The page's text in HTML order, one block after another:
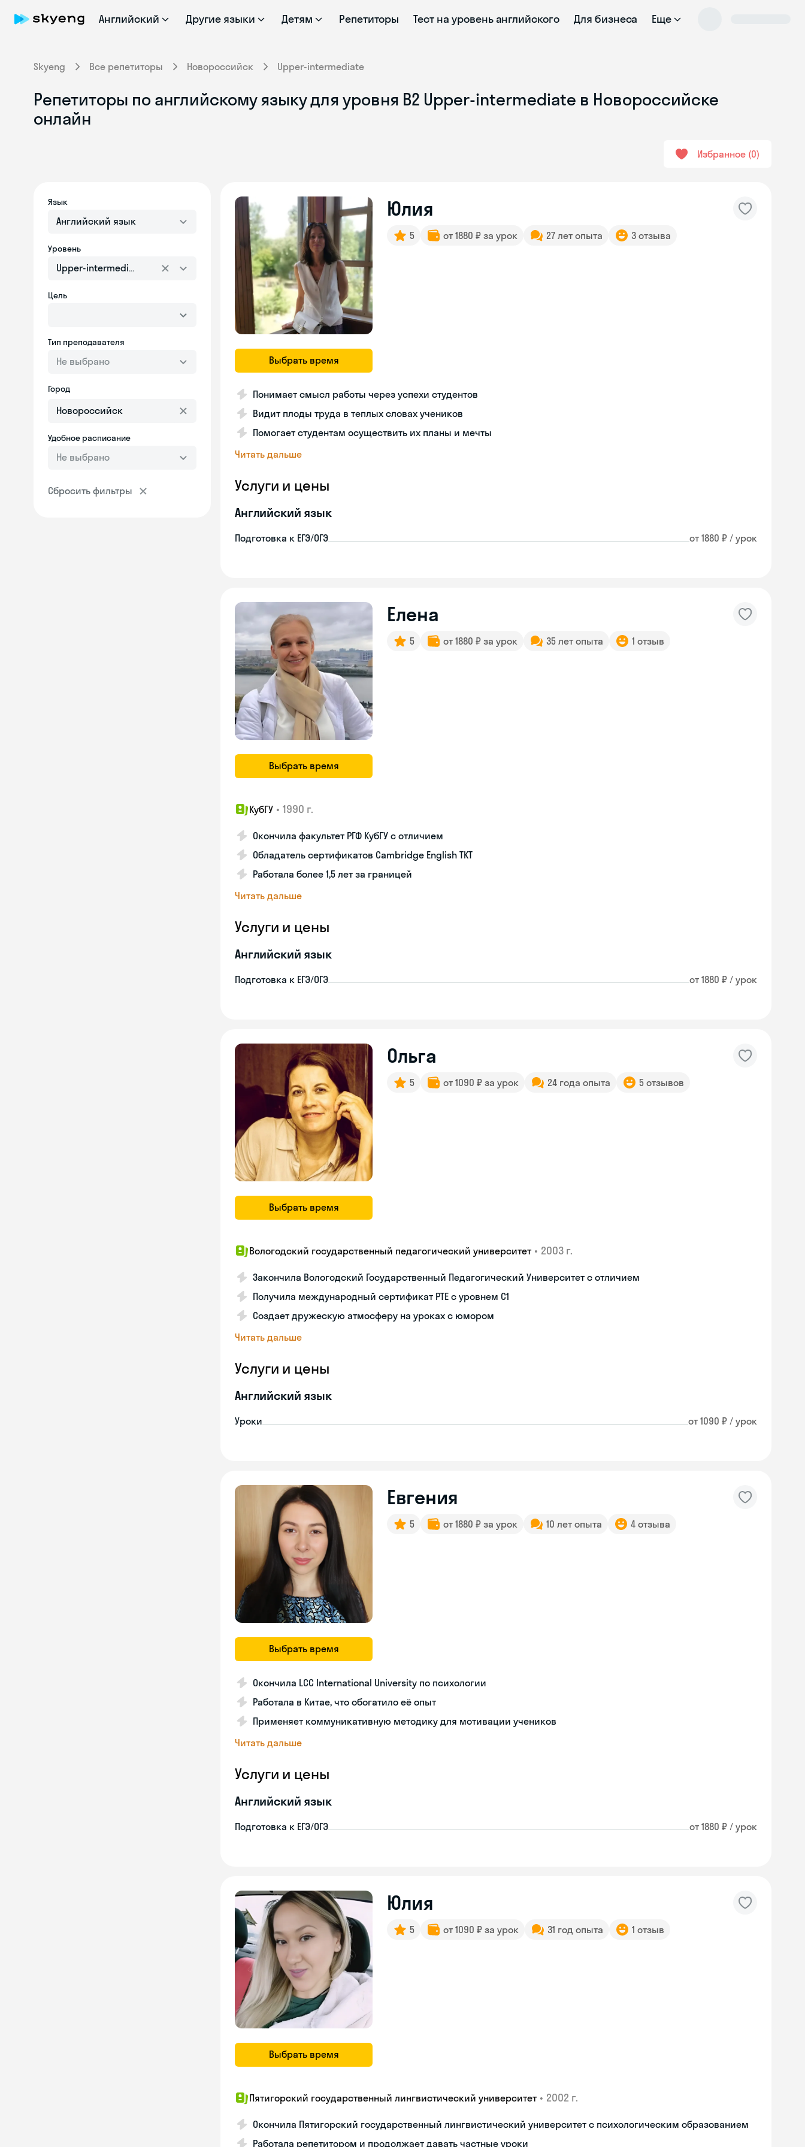
Английский Другие языки Детям Репетиторы Тест на уровень английского Для бизнеса Еще
Skyeng Все репетиторы Новороссийск Upper-intermediate
Репетиторы по английскому языку для уровня B2 Upper-intermediate в Новороссийске
онлайн
Избранное 0
Язык
Английский язык
Уровень
Upper-intermediate
Цель
Тип преподавателя
Не выбрано
Город
Удобное расписание
Не выбрано
Сбросить фильтры
Выбрать время
Юлия
5 от 1880 ₽ за урок 27 лет опыта 3 отзыва
Понимает смысл работы через успехи студентов
Видит плоды труда в теплых словах учеников
Помогает студентам осуществить их планы и мечты
Читать дальше
Услуги и цены
Английский язык
Подготовка к ЕГЭ/ОГЭ от 1880 ₽ / урок
Выбрать время
Елена
5 от 1880 ₽ за урок 35 лет опыта 1 отзыв
КубГУ • 1990 г.
Окончила факультет РГФ КубГУ с отличием
Обладатель сертификатов Cambridge English TKT
Работала более 1,5 лет за границей
Читать дальше
Услуги и цены
Английский язык
Подготовка к ЕГЭ/ОГЭ от 1880 ₽ / урок
Выбрать время
Ольга
5 от 1090 ₽ за урок 24 года опыта 5 отзывов
Вологодский государственный педагогический университет • 2003 г.
Закончила Вологодский Государственный Педагогический Университет с отличием
Получила международный сертификат PTE с уровнем C1
Создает дружескую атмосферу на уроках с юмором
Читать дальше
Услуги и цены
Английский язык
Уроки от 1090 ₽ / урок
Выбрать время
Евгения
5 от 1880 ₽ за урок 10 лет опыта 4 отзыва
Окончила LCC International University по психологии
Работала в Китае, что обогатило её опыт
Применяет коммуникативную методику для мотивации учеников
Читать дальше
Услуги и цены
Английский язык
Подготовка к ЕГЭ/ОГЭ от 1880 ₽ / урок
Выбрать время
Юлия
5 от 1090 ₽ за урок 31 год опыта 1 отзыв
Пятигорский государственный лингвистический университет • 2002 г.
Окончила Пятигорский государственный лингвистический университет с психологическим образованием
Работала репетитором и продолжает давать частные уроки
Skyeng Chat